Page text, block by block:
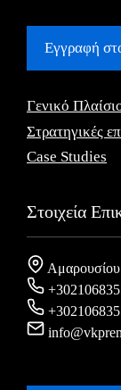
Εγγραφή
Γενικό
Στρατηγικές
Case Studies
Στοιχεία